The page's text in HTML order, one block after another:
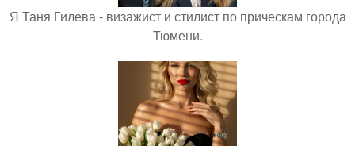
Я Таня Гилева - визажист и стилист по прическам города
Тюмени.